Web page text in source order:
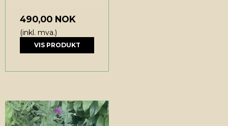
490,00 NOK
(inkl. mva.)
VIS PRODUKT